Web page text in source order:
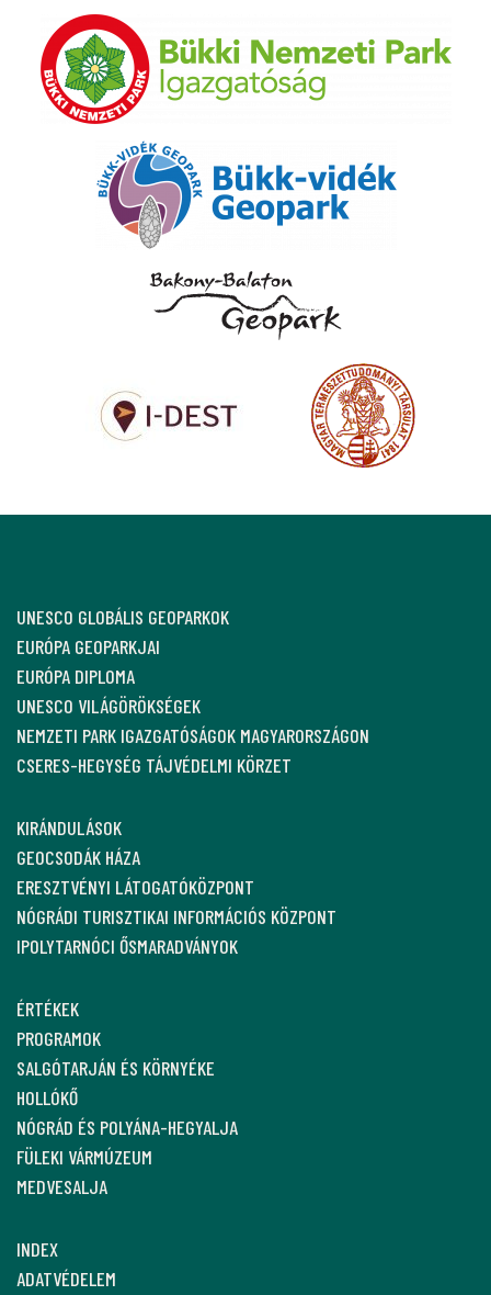
UNESCO GLOBÁLIS GEOPARKOK
EURÓPA GEOPARKJAI
EURÓPA DIPLOMA
UNESCO VILÁGÖRÖKSÉGEK
NEMZETI PARK IGAZGATÓSÁGOK MAGYARORSZÁGON
CSERES-HEGYSÉG TÁJVÉDELMI KÖRZET
KIRÁNDULÁSOK
GEOCSODÁK HÁZA
ERESZTVÉNYI LÁTOGATÓKÖZPONT
NÓGRÁDI TURISZTIKAI INFORMÁCIÓS KÖZPONT
IPOLYTARNÓCI ŐSMARADVÁNYOK
ÉRTÉKEK
PROGRAMOK
SALGÓTARJÁN ÉS KÖRNYÉKE
HOLLÓKŐ
NÓGRÁD ÉS POLYÁNA-HEGYALJA
FÜLEKI VÁRMÚZEUM
MEDVESALJA
INDEX
ADATVÉDELEM